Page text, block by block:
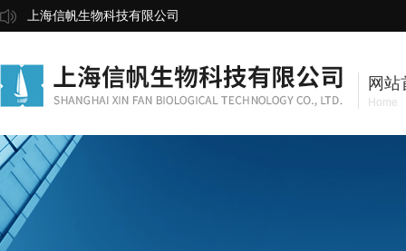
上海信帆生物科技有限公司
网站
Home